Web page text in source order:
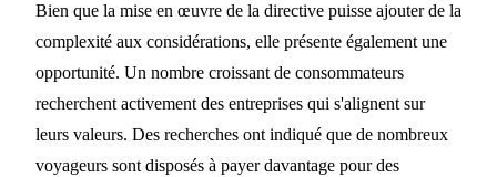
Bien que la mise en œuvre de la directive puisse ajouter de la
complexité aux considérations, elle présente également une
opportunité. Un nombre croissant de consommateurs
recherchent activement des entreprises qui s'alignent sur
leurs valeurs. Des recherches ont indiqué que de nombreux
voyageurs sont disposés à payer davantage pour des